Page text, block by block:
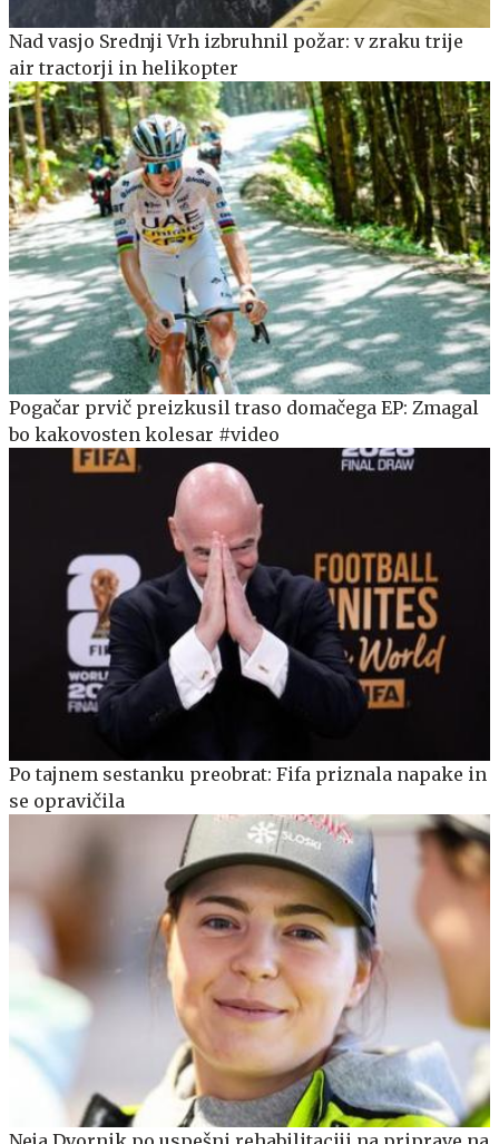
Nad vasjo Srednji Vrh izbruhnil požar: v zraku trije
air tractorji in helikopter
Pogačar prvič preizkusil traso domačega EP: Zmagal
bo kakovosten kolesar #video
Po tajnem sestanku preobrat: Fifa priznala napake in
se opravičila